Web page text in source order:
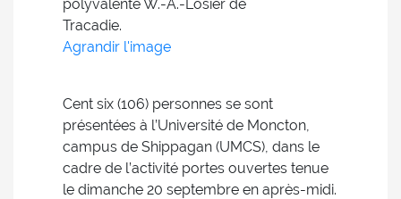
polyvalente W.-A.-Losier de
Tracadie.
Agrandir l'image
Cent six (106) personnes se sont
présentées à l’Université de Moncton,
campus de Shippagan (UMCS), dans le
cadre de l’activité portes ouvertes tenue
le dimanche 20 septembre en après-midi.